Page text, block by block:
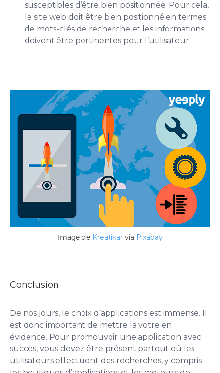
susceptibles d’être bien positionnée. Pour cela,
le site web doit être bien positionné en termes
de mots-clés de recherche et les informations
doivent être pertinentes pour l’utilisateur.
Image de Kreatikarvia Pixabay
Conclusion
De nos jours, le choix d’applications est immense. Il
est donc important de mettre la votre en
évidence. Pour promouvoir une application avec
succès, vous devez être présent partout où les
utilisateurs effectuent des recherches, y compris